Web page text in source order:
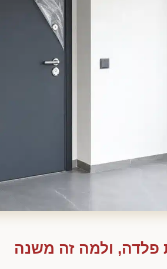
ולמה זה משנה